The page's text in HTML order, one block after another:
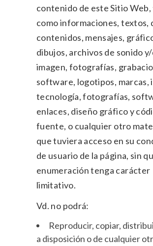
contenido de este Sitio Web,
como informaciones, textos,
contenidos, mensajes,
dibujos, archivos de sonido
imagen, fotografías,
software, logotipos, marcas,
tecnología, fotografías,
enlaces, diseño gráfico y
fuente, o cualquier otro
que tuviera acceso en su
de usuario de la página, sin
enumeración tenga carácter
limitativo.
Vd. no podrá:
Reproducir, copiar,
a disposición o de cualquier